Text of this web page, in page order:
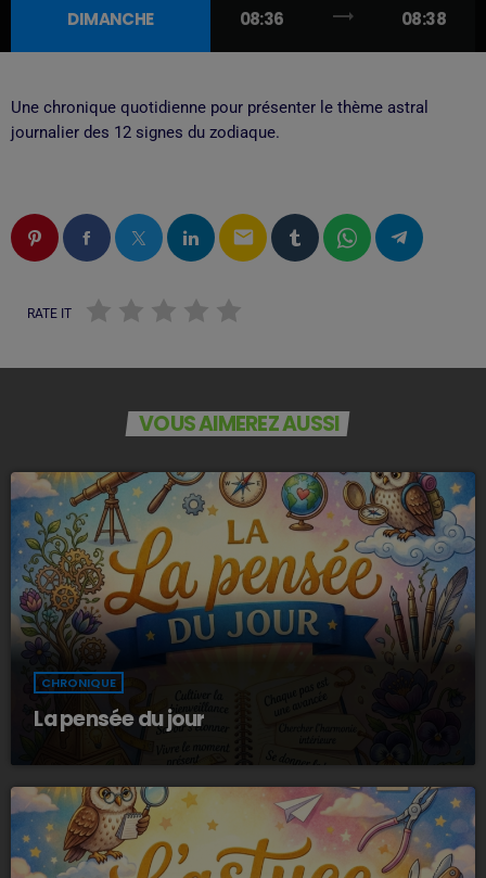
DIMANCHE 08:36 trending_flat 08:38
Une chronique quotidienne pour présenter le thème astral
journalier des 12 signes du zodiaque.
email
RATE IT
VOUS AIMEREZ AUSSI
CHRONIQUE
La pensée du jour